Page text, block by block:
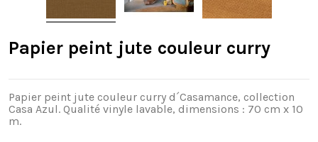
Papier peint jute couleur curry
Papier peint jute couleur curry d´Casamance, collection
Casa Azul. Qualité vinyle lavable, dimensions : 70 cm x 10
m.